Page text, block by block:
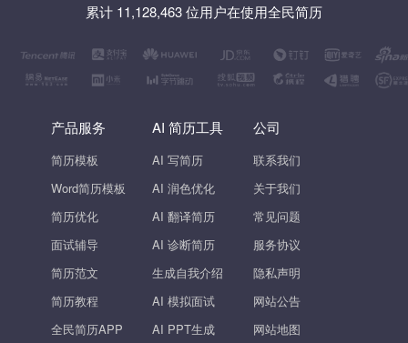
累计 11,128,463 位用户在使用全民简历
产品服务
简历模板
Word简历模板
简历优化
面试辅导
简历范文
简历教程
全民简历APP
AI 简历工具
AI 写简历
AI 润色优化
AI 翻译简历
AI 诊断简历
生成自我介绍
AI 模拟面试
AI PPT生成
公司
联系我们
关于我们
常见问题
服务协议
隐私声明
网站公告
网站地图